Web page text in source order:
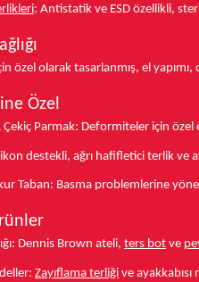
: Antistatik ve ESD özellikli,
özel olarak tasarlanmış, el
Özel
Çekiç Parmak: Deformiteler için özel
destekli, ağrı hafifletici terlik ve
Taban: Basma problemlerine
Dennis Brown ateli, ters bot ve
Zayıflama terliği ve